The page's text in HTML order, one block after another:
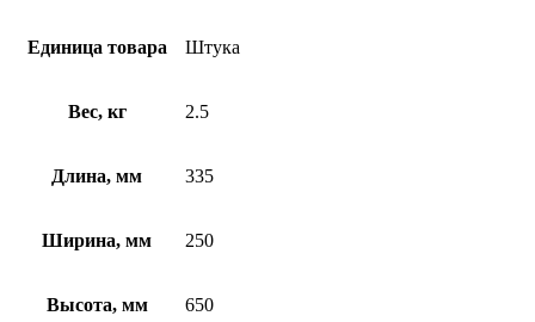
Единица товара Штука
Вес, кг 2.5
Длина, мм 335
Ширина, мм 250
Высота, мм 650